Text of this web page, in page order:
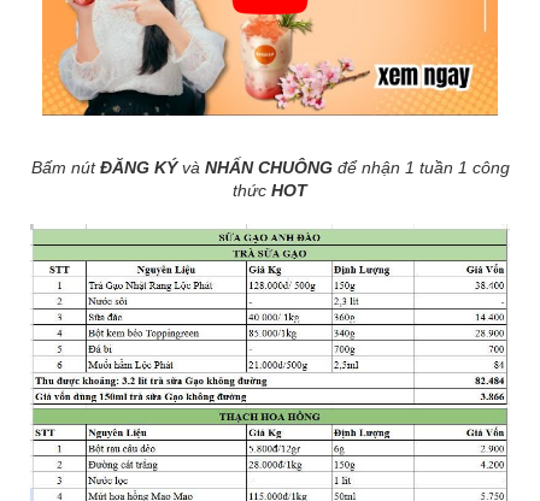
Bấm nútĐĂNG KÝvà NHẤN CHUÔNG để nhận 1 tuần 1 công
thức HOT